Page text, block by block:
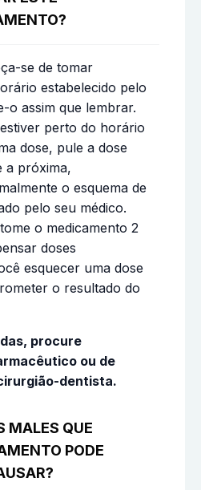
se de tomar
estabelecido pelo
o assim que lembrar.
perto do horário
dose, pule a dose
a próxima,
o esquema de
pelo seu médico.
o medicamento 2
doses
esquecer uma dose
o resultado do
procure
ou de
dentista.
MALES QUE
PODE